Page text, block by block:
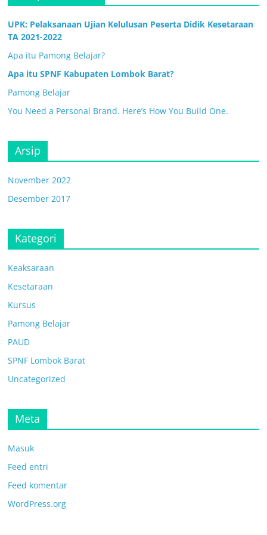
UPK: Pelaksanaan Ujian Kelulusan Peserta Didik Kesetaraan
TA 2021-2022
Apa itu Pamong Belajar?
Apa itu SPNF Kabupaten Lombok Barat?
Pamong Belajar
You Need a Personal Brand. Here’s How You Build One.
Arsip
November 2022
Desember 2017
Kategori
Keaksaraan
Kesetaraan
Kursus
Pamong Belajar
PAUD
SPNF Lombok Barat
Uncategorized
Meta
Masuk
Feed entri
Feed komentar
WordPress.org